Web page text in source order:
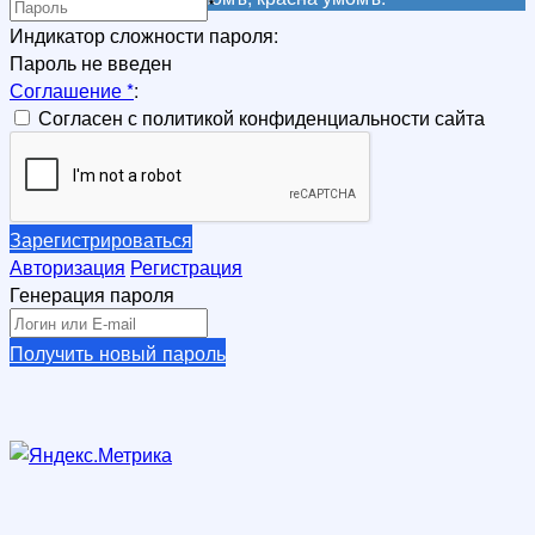
*
Индикатор сложности пароля:
Пароль не введен
Соглашение*:
Согласен с политикой конфиденциальности сайта
Зарегистрироваться
Авторизация Регистрация
Генерация пароля
Получить новый пароль